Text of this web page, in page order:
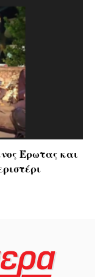
Έρωτας και